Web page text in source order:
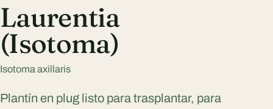
Laurentia
(Isotoma)
Isotoma axillaris
Plantín en plug listo para trasplantar, para